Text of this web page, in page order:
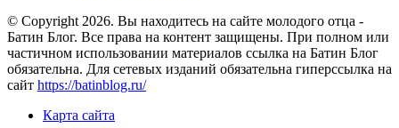
© Copyright 2026. Вы находитесь на сайте молодого отца -
Батин Блог. Все права на контент защищены. При полном или
частичном использовании материалов ссылка на Батин Блог
обязательна. Для сетевых изданий обязательна гиперссылка на
сайт https://batinblog.ru/
Карта сайта